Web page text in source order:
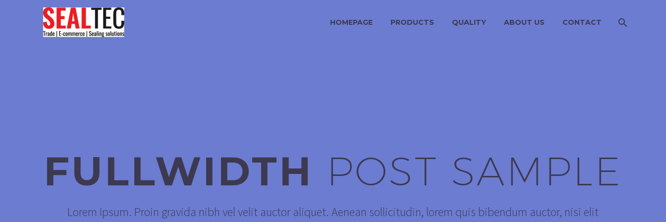
HOMEPAGE PRODUCTS QUALITY ABOUT US CONTACT
FULLWIDTH POST SAMPLE
Lorem Ipsum. Proin gravida nibh vel velit auctor aliquet. Aenean sollicitudin, lorem quis bibendum auctor, nisi elit